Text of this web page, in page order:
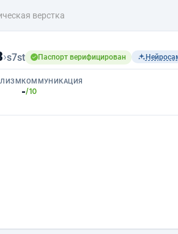
верстка
›s7st Паспорт верифицирован
КОММУНИКАЦИЯ
-/10